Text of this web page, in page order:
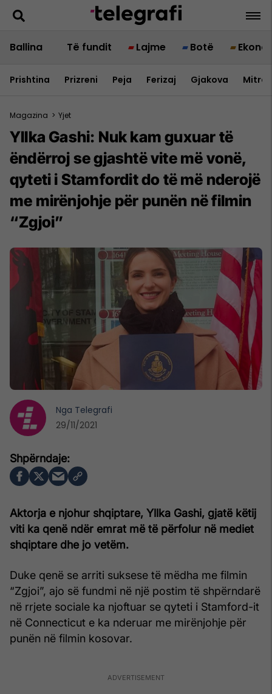
Ballina Të fundit Lajme Botë
Prishtina Prizreni Peja Ferizaj Gjakova
Magazina > Yjet
Yllka Gashi: Nuk kam guxuar të
ëndërroj se gjashtë vite më vonë,
qyteti i Stamfordit do të më nderojë
me mirënjohje për punën në filmin
“Zgjoi”
Aktorja e njohur shqiptare, Yllka Gashi, gjatë këtij
viti ka qenë ndër emrat më të përfolur në mediet
shqiptare dhe jo vetëm.
Duke qenë se arriti suksese të mëdha me filmin
“Zgjoi”, ajo së fundmi në një postim të shpërndarë
në rrjete sociale ka njoftuar se qyteti i Stamford-it
në Connecticut e ka nderuar me mirënjohje për
punën në filmin kosovar.
Nga Telegrafi
29/11/2021